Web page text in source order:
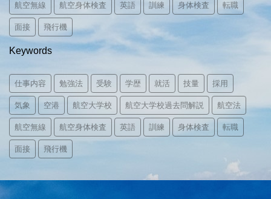
航空無線 航空身体検査 英語 訓練 身体検査 転職
面接 飛行機
Keywords
仕事内容 勉強法 受験 学歴 就活 技量 採用
気象 空港 航空大学校 航空大学校過去問解説 航空法
航空無線 航空身体検査 英語 訓練 身体検査 転職
面接 飛行機